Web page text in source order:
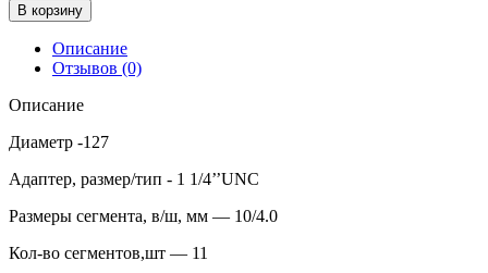
В корзину
Описание
Отзывов (0)
Описание
Диаметр -127
Адаптер, размер/тип - 1 1/4’’UNC
Размеры сегмента, в/ш, мм — 10/4.0
Кол-во сегментов,шт — 11